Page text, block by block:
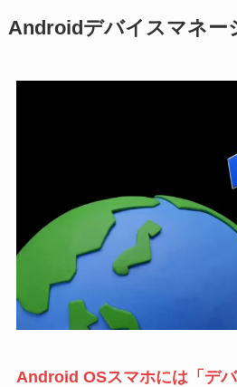
Androidデバイスマネー
Android OSスマホには「デ